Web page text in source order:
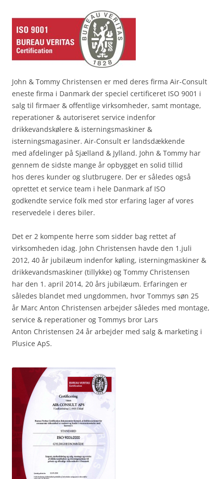
John & Tommy Christensen er med deres firma Air-Consult
eneste firma i Danmark der speciel certificeret ISO 9001 i
salg til firmaer & offentlige virksomheder, samt montage,
reperationer & autoriseret service indenfor
drikkevandskølere & isterningsmaskiner &
isterningsmagasiner. Air-Consult er landsdækkende
med afdelinger på Sjælland & Jylland. John & Tommy har
gennem de sidste mange år opbygget en solid tillid
hos deres kunder og slutbrugere. Der er således også
oprettet et service team i hele Danmark af ISO
godkendte service folk med stor erfaring lager af vores
reservedele i deres biler.
Det er 2 kompente herre som sidder bag rettet af
virksomheden idag. John Christensen havde den 1.juli
2012, 40 år jubilæum indenfor køling, isterningmaskiner &
drikkevandsmaskiner (tillykke) og Tommy Christensen
har den 1. april 2014, 20 års jubilæum. Erfaringen er
således blandet med ungdommen, hvor Tommys søn 25
år Marc Anton Christensen arbejder således med montage,
service & reperationer og Tommys bror Lars
Anton Christensen 24 år arbejder med salg & marketing i
Plusice ApS.